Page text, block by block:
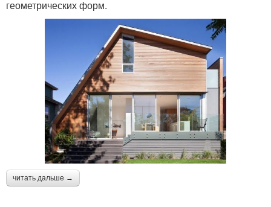
геометрических форм.
читать дальше →